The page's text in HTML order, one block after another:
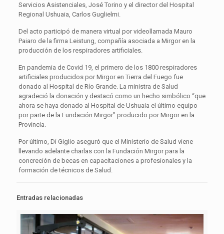
Servicios Asistenciales, José Torino y el director del Hospital
Regional Ushuaia, Carlos Guglielmi.
Del acto participó de manera virtual por videollamada Mauro
Paiaro de la firma Leistung, compañía asociada a Mirgor en la
producción de los respiradores artificiales.
En pandemia de Covid 19, el primero de los 1800 respiradores
artificiales producidos por Mirgor en Tierra del Fuego fue
donado al Hospital de Río Grande. La ministra de Salud
agradeció la donación y destacó como un hecho simbólico “que
ahora se haya donado al Hospital de Ushuaia el último equipo
por parte de la Fundación Mirgor” producido por Mirgor en la
Provincia.
Por último, Di Giglio aseguró que el Ministerio de Salud viene
llevando adelante charlas con la Fundación Mirgor para la
concreción de becas en capacitaciones a profesionales y la
formación de técnicos de Salud.
Entradas relacionadas